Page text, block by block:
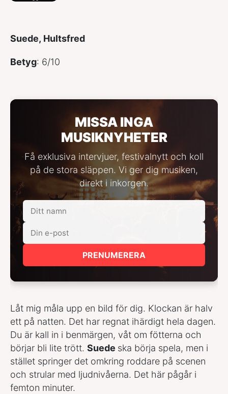
Suede, Hultsfred
Betyg: 6/10
MISSA INGA
MUSIKNYHETER
Få exklusiva intervjuer, festivalnytt och koll
på de stora släppen. Vi ger dig musiken,
direkt i inkorgen.
PRENUMERERA
Låt mig måla upp en bild för dig. Klockan är halv
ett på natten. Det har regnat ihärdigt hela dagen.
Du är kall in i benmärgen, våt om fötterna och
börjar bli lite trött. Suede ska börja spela, men i
stället springer det omkring roddare på scenen
och strular med ljudnivåerna. Det här pågår i
femton minuter.